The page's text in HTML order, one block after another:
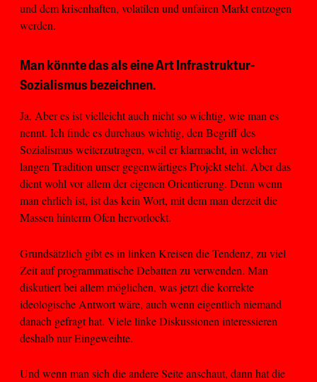
und dem krisenhaften, volatilen und unfairen Markt entzogen
werden.
Man könnte das als eine Art Infrastruktur-
Sozialismus bezeichnen.
Ja. Aber es ist vielleicht auch nicht so wichtig, wie man es
nennt. Ich finde es durchaus wichtig, den Begriff des
Sozialismus weiterzutragen, weil er klarmacht, in welcher
langen Tradition unser gegenwärtiges Projekt steht. Aber das
dient wohl vor allem der eigenen Orientierung. Denn wenn
man ehrlich ist, ist das kein Wort, mit dem man derzeit die
Massen hinterm Ofen hervorlockt.
Grundsätzlich gibt es in linken Kreisen die Tendenz, zu viel
Zeit auf programmatische Debatten zu verwenden. Man
diskutiert bei allem möglichen, was jetzt die korrekte
ideologische Antwort wäre, auch wenn eigentlich niemand
danach gefragt hat. Viele linke Diskussionen interessieren
deshalb nur Eingeweihte.
Und wenn man sich die andere Seite anschaut, dann hat die